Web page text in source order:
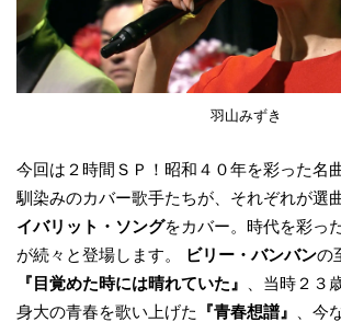
羽山みずき
今回は２時間ＳＰ！昭和４０年を彩った名
馴染みのカバー歌手たちが、それぞれが選
イバリット・ソングをカバー。時代を彩っ
が続々と登場します。
ビリー・バンバンの
『目覚めた時には晴れていた』
、当時２３
身大の青春を歌い上げた
『青春想譜』
、今